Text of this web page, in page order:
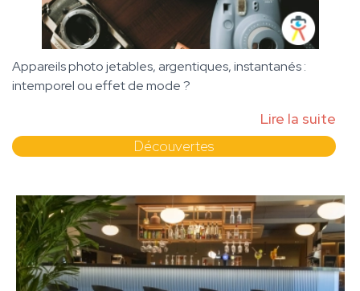
Appareils photo jetables, argentiques, instantanés :
intemporel ou effet de mode ?
Lire la suite
Découvertes